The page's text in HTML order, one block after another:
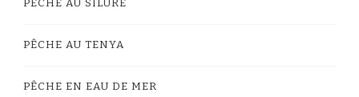
PÊCHE AU SILURE
PÊCHE AU TENYA
PÊCHE EN EAU DE MER